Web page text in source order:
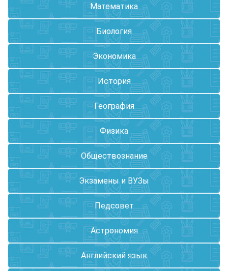
Математика
Биология
Экономика
История
География
Физика
Обществознание
Экзамены и ВУЗы
Педсовет
Астрономия
Английский язык